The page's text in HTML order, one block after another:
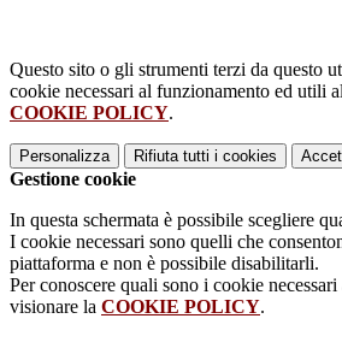
Questo sito o gli strumenti terzi da questo
cookie necessari al funzionamento ed utili
COOKIE POLICY.
Personalizza Rifiuta tutti i cookies
Gestione cookie
In questa schermata è possibile scegliere
I cookie necessari sono quelli che
piattaforma e non è possibile disabilitarli.
Per conoscere quali sono i cookie
visionare la COOKIE POLICY.